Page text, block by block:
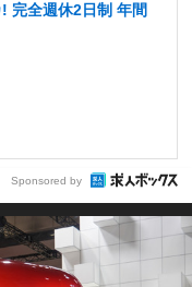
完全週休2日制 年間
Sponsored by